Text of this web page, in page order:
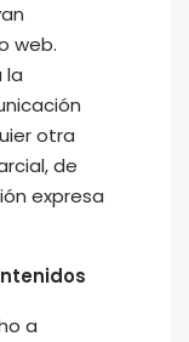
web.
la
otra
de
expresa
a